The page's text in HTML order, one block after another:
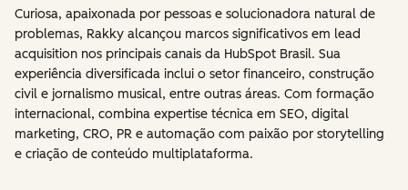
Curiosa, apaixonada por pessoas e solucionadora natural de
problemas, Rakky alcançou marcos significativos em lead
acquisition nos principais canais da HubSpot Brasil. Sua
experiência diversificada inclui o setor financeiro, construção
civil e jornalismo musical, entre outras áreas. Com formação
internacional, combina expertise técnica em SEO, digital
marketing, CRO, PR e automação com paixão por storytelling
e criação de conteúdo multiplataforma.